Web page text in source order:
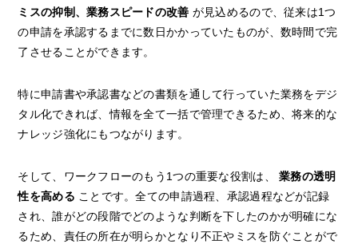
ミスの抑制、業務スピードの改善 が見込めるので、従来は1つ
の申請を承認するまでに数日かかっていたものが、数時間で完
了させることができます。
特に申請書や承認書などの書類を通して行っていた業務をデジ
タル化できれば、情報を全て一括で管理できるため、将来的な
ナレッジ強化にもつながります。
そして、ワークフローのもう1つの重要な役割は、業務の透明
性を高める ことです。全ての申請過程、承認過程などが記録
され、誰がどの段階でどのような判断を下したのかが明確にな
るため、責任の所在が明らかとなり不正やミスを防ぐことがで